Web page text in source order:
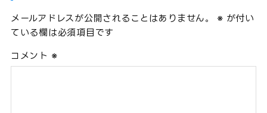
メールアドレスが公開されることはありません。 ※ が付い
ている欄は必須項目です
コメント ※